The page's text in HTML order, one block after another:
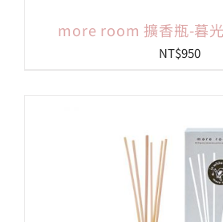
more room 擴香瓶-暮
NT$950